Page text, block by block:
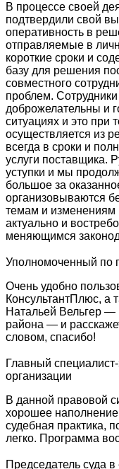
В процессе своей
подтвердили свой
оперативность в
отправляемые в
короткие сроки и
базу для решения
совместного
проблем.
доброжелательны и
ситуациях и это при
осуществляется из
всегда в сроки и
услуги поставщика.
уступки и мы
большое за
организовываются
темам и изменениям
актуально и
меняющимся
Уполномоченный по
Очень удобно
КонсультантПлюс, а
Натальей Вельгер —
района — и
словом, спасибо!
Главный
организации
В данной правовой
хорошее наполнение
судебная практика,
легко. Программа
Председатель суда